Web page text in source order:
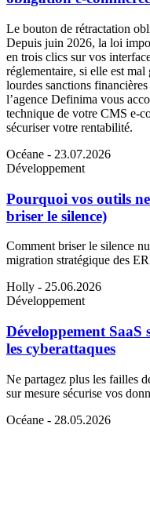
Le bouton de rétractation
Depuis juin 2026, la loi
en trois clics sur vos
réglementaire, si elle est mal
lourdes sanctions
l’agence Definima vous
technique de votre CMS e-
sécuriser votre rentabilité.
Océane - 23.07.2026
Développement
Pourquoi vos outils
briser le silence)
Comment briser le silence
migration stratégique des
Holly - 25.06.2026
Développement
Développement
les cyberattaques
Ne partagez plus les failles
sur mesure sécurise vos
Océane - 28.05.2026